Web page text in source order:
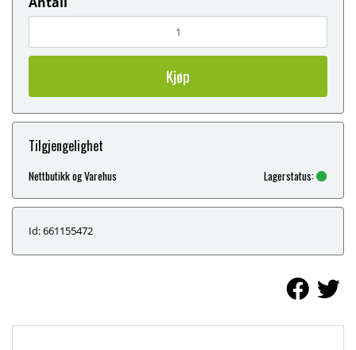
Kjøp
Tilgjengelighet
Nettbutikk og Varehus Lagerstatus:
Id: 661155472